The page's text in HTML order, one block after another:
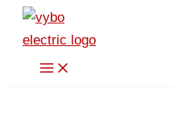
Hoppa
innehåll